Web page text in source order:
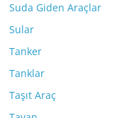
Suda Giden Araçlar
Sular
Tanker
Tanklar
Taşıt Araç